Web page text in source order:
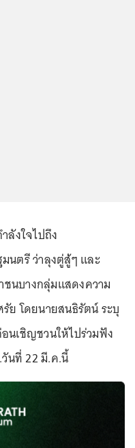
ลังใจไปถึง
นตรี ว่าลุงตู่สู้ๆ และ
นบางกลุ่มแสดงความ
ย โดยนายสนธิรัตน์ ระบุ
นเชิญชวนให้ไปร่วมฟัง
นที่ 22 มี.ค.นี้